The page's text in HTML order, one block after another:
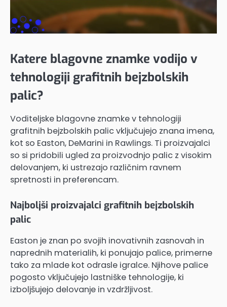
Katere blagovne znamke vodijo v
tehnologiji grafitnih bejzbolskih
palic?
Voditeljske blagovne znamke v tehnologiji
grafitnih bejzbolskih palic vključujejo znana imena,
kot so Easton, DeMarini in Rawlings. Ti proizvajalci
so si pridobili ugled za proizvodnjo palic z visokim
delovanjem, ki ustrezajo različnim ravnem
spretnosti in preferencam.
Najboljši proizvajalci grafitnih bejzbolskih
palic
Easton je znan po svojih inovativnih zasnovah in
naprednih materialih, ki ponujajo palice, primerne
tako za mlade kot odrasle igralce. Njihove palice
pogosto vključujejo lastniške tehnologije, ki
izboljšujejo delovanje in vzdržljivost.